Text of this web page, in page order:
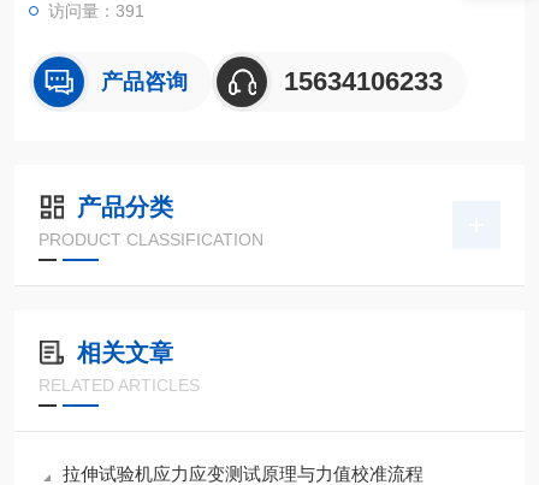
访问量：391
产品咨询 15634106233
产品分类
PRODUCT CLASSIFICATION
相关文章
RELATED ARTICLES
拉伸试验机应力应变测试原理与力值校准流程